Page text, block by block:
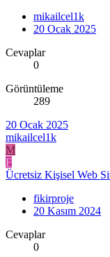
mikailcel1k
20 Ocak 2025
Cevaplar
0
Görüntüleme
289
20 Ocak 2025
mikailcel1k
M
F
Ücretsiz Kişisel Web
fikirproje
20 Kasım 2024
Cevaplar
0